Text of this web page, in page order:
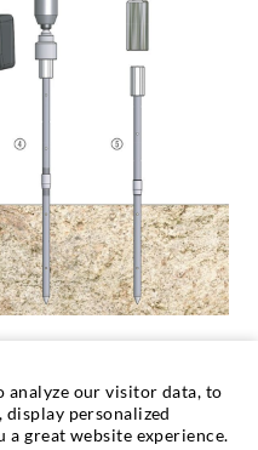
analyze our visitor data, to
personalized
a great website experience.